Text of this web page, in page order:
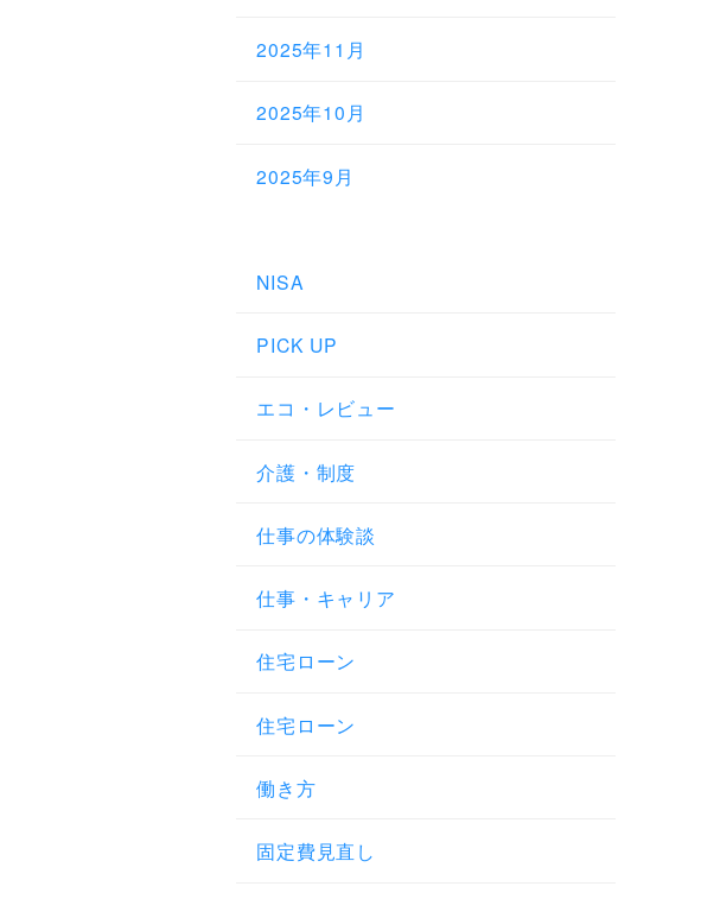
2025年11月
2025年10月
2025年9月
NISA
PICK UP
エコ・レビュー
介護・制度
仕事の体験談
仕事・キャリア
住宅ローン
住宅ローン
働き方
固定費見直し